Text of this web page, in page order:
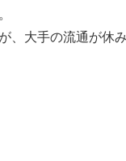
、大手の流通が休